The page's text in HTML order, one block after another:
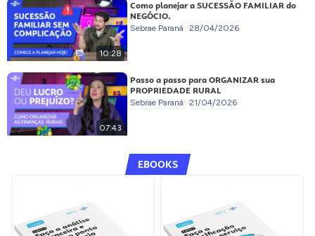
10:28
Como planejar a SUCESSÃO FAMILIAR do
NEGÓCIO.
Sebrae Paraná 28/04/2026
07:43
Passo a passo para ORGANIZAR sua
PROPRIEDADE RURAL
Sebrae Paraná 21/04/2026
EBOOKS